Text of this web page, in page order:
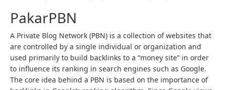
PakarPBN
A Private Blog Network (PBN) is a collection of websites that
are controlled by a single individual or organization and
used primarily to build backlinks to a “money site” in order
to influence its ranking in search engines such as Google.
The core idea behind a PBN is based on the importance of